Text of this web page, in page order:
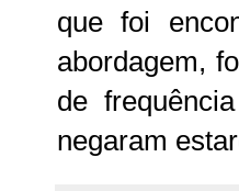
que foi
abordagem,
de
negaram